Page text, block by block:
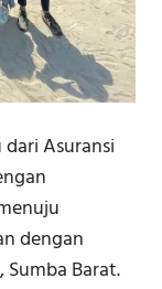
Asuransi
dengan
Sumba Barat.